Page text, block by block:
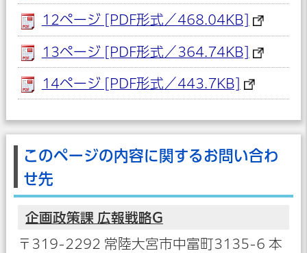
12ページ [PDF形式／468.04KB]
13ページ [PDF形式／364.74KB]
14ページ [PDF形式／443.7KB]
このページの内容に関するお問い合わ
せ先
企画政策課 広報戦略G
〒319-2292 常陸大宮市中富町3135-6 本